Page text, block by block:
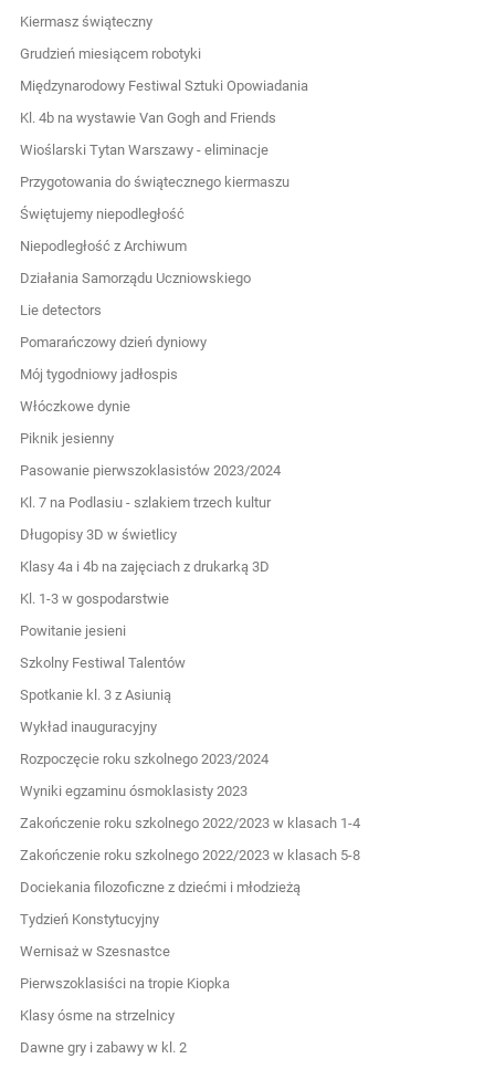
Kiermasz świąteczny
Grudzień miesiącem robotyki
Międzynarodowy Festiwal Sztuki Opowiadania
Kl. 4b na wystawie Van Gogh and Friends
Wioślarski Tytan Warszawy - eliminacje
Przygotowania do świątecznego kiermaszu
Świętujemy niepodległość
Niepodległość z Archiwum
Działania Samorządu Uczniowskiego
Lie detectors
Pomarańczowy dzień dyniowy
Mój tygodniowy jadłospis
Włóczkowe dynie
Piknik jesienny
Pasowanie pierwszoklasistów 2023/2024
Kl. 7 na Podlasiu - szlakiem trzech kultur
Długopisy 3D w świetlicy
Klasy 4a i 4b na zajęciach z drukarką 3D
Kl. 1-3 w gospodarstwie
Powitanie jesieni
Szkolny Festiwal Talentów
Spotkanie kl. 3 z Asiunią
Wykład inauguracyjny
Rozpoczęcie roku szkolnego 2023/2024
Wyniki egzaminu ósmoklasisty 2023
Zakończenie roku szkolnego 2022/2023 w klasach 1-4
Zakończenie roku szkolnego 2022/2023 w klasach 5-8
Dociekania filozoficzne z dziećmi i młodzieżą
Tydzień Konstytucyjny
Wernisaż w Szesnastce
Pierwszoklasiści na tropie Kiopka
Klasy ósme na strzelnicy
Dawne gry i zabawy w kl. 2